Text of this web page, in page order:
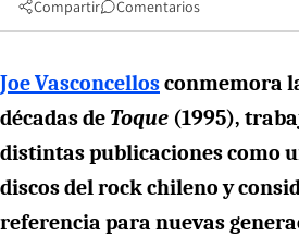
Compartir Comentarios
Joe Vasconcellosconmemora
décadas de Toque (1995),
distintas publicaciones como
discos del rock chileno y
referencia para nuevas